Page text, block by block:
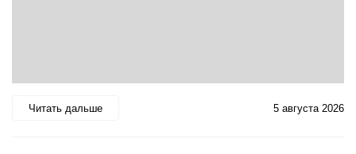
Читать дальше 5 августа 2026